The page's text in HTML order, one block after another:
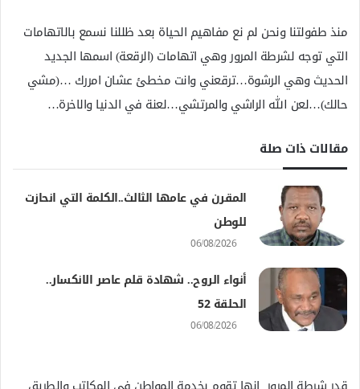
منذ طفولتنا ونحن لم نع مفاهيم الحياة بعد ظللنا نسمع بالاتهامات
التي توجه لشرطة المرور وهي اتهامات (الرقعة) اسمها الجديد
الحديث وهي الرشوة…ترقعني وانت مخطئ عشان امررك …(مشي
حالك)…لعن الله الراشي والمرتشي…لعنة في الدنيا والاخرة…
مقالات ذات صلة
المقرن في عامها الثالث..الكلمة التي انحازت
للوطن
06/08/2026
أنواء الروح.. شهادة قلم عاصر الانكسار..
الحلقة 52
06/08/2026